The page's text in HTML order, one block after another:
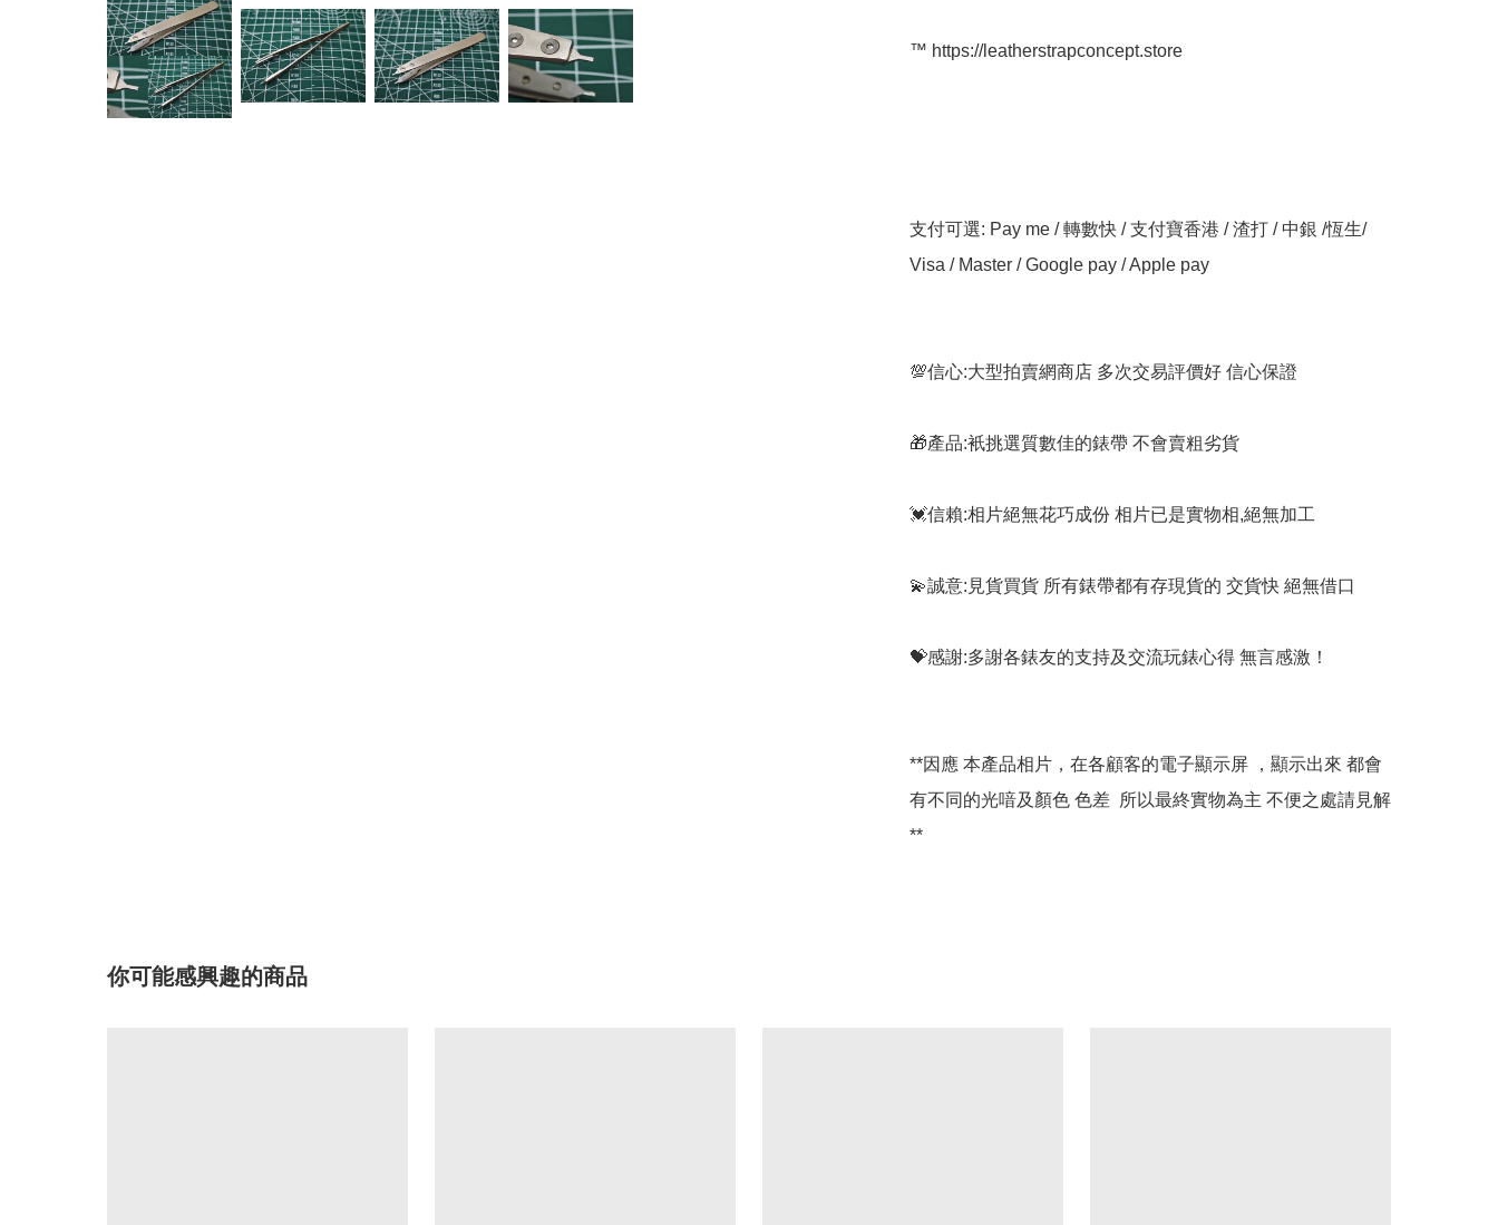
™️ https://leatherstrapconcept.store
支付可選: Pay me / 轉數快 / 支付寶香港 / 渣打 / 中銀 /恆生/
Visa / Master / Google pay / Apple pay
💯信心:大型拍賣網商店 多次交易評價好 信心保證
🎁產品:衹挑選質數佳的錶帶 不會賣粗劣貨
💓信賴:相片絕無花巧成份 相片已是實物相,絕無加工
💫誠意:見貨買貨 所有錶帶都有存現貨的 交貨快 絕無借口
💝感謝:多謝各錶友的支持及交流玩錶心得 無言感激！
**因應 本產品相片，在各顧客的電子顯示屏 ，顯示出來 都會
有不同的光喑及顏色 色差  所以最終實物為主 不便之處請見解
你可能感興趣的商品